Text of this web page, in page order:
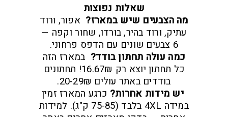
שאלות נפוצות
מה הצבעים שיש במארז? אפור, ורוד
עתיק, ורוד בהיר, בורדו, שחור וקפה —
6 צבעים שונים עם הדפס פרחוני.
כמה עולה תחתון בודד? במארז הזה
כל תחתון יוצא רק 16.67₪! תחתונים
בודדים באתר עולים 20-29₪.
יש מידות אחרות? כרגע המארז זמין
במידה 4XL בלבד (75-85 ק"ג). למידות